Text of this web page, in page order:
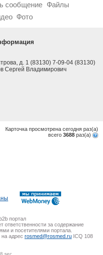
сообщение Файлы
Фото
д. 1 (83130) 7-09-04 (83130)
Сергей Владимирович
Карточка просмотрена сегодня раз(a)
всего 3688 раз(a)
портал
ответственности за содержание
и посетителями портала.
адрес rosmed@rosmed.ru ICQ 108
sec